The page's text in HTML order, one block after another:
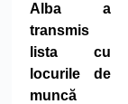
Alba a
transmis
lista cu
locurile de
muncă